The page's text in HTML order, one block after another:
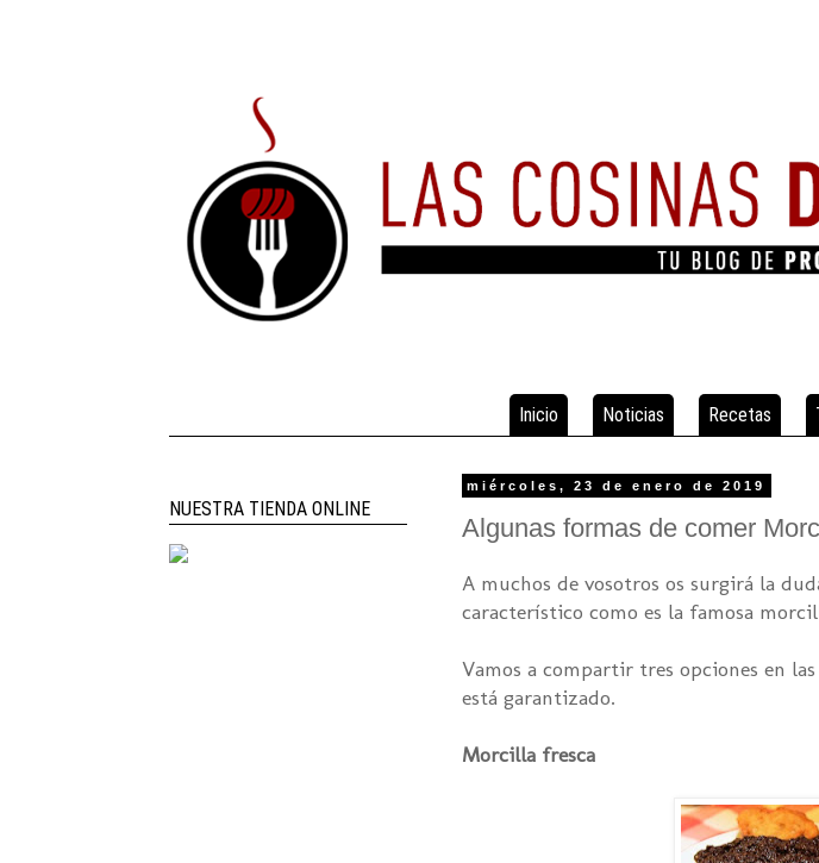
Inicio Noticias Recetas
miércoles, 23 de enero de 2019
Algunas formas de comer
A muchos de vosotros os surgirá la
característico como es la famosa
Vamos a compartir tres opciones en
está garantizado.
Morcilla fresca
NUESTRA TIENDA ONLINE